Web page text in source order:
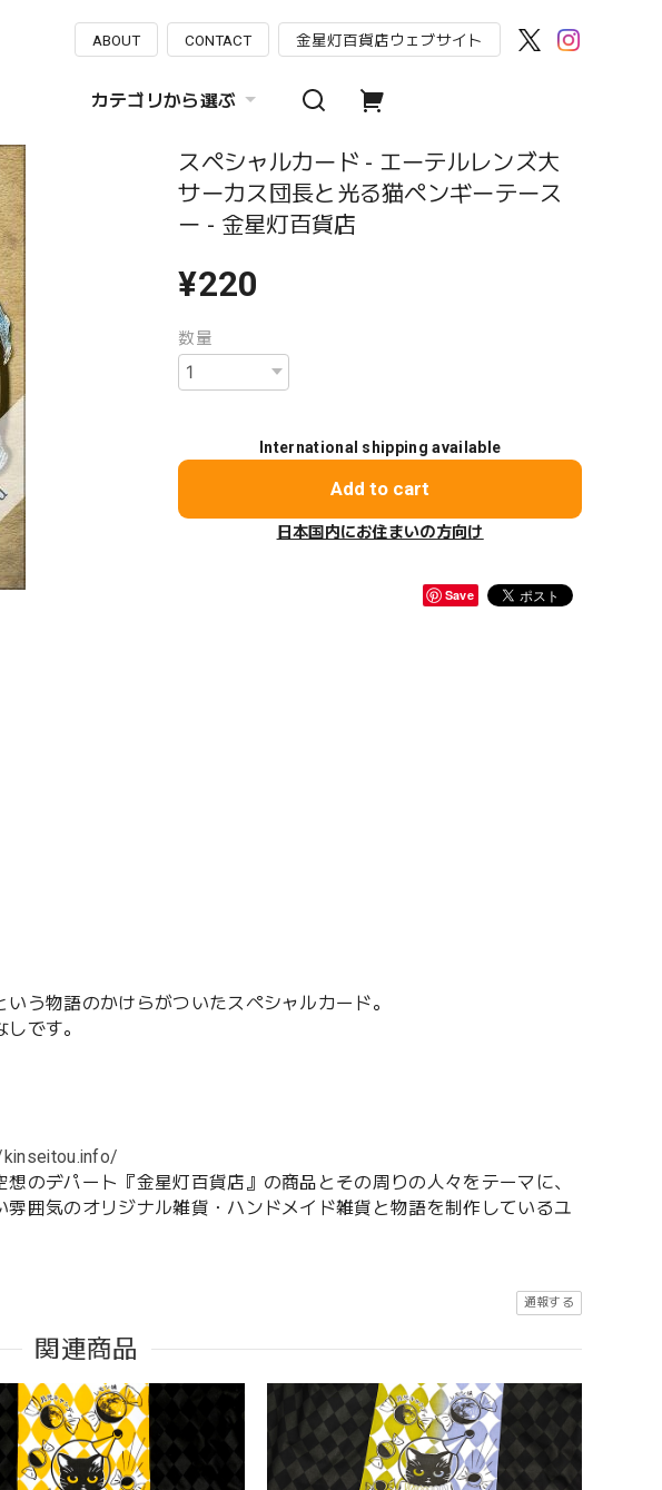
ABOUT CONTACT 金星灯百貨店ウェブサイト
カテゴリから選ぶ
スペシャルカード - エーテルレンズ大
サーカス団長と光る猫ペンギーテース
ー - 金星灯百貨店
¥220
数量
International shipping available
Add to cart
日本国内にお住まいの方向け
Save
う物語のかけらがついたスペシャルカード。
です。
のデパート『金星灯百貨店』の商品とその周りの人々をテーマに、
囲気のオリジナル雑貨・ハンドメイド雑貨と物語を制作しているユ
通報する
関連商品